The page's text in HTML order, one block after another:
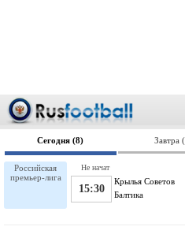
Сегодня (8) Завтра
Российская
премьер-лига
Крылья Советов
15:30 Балтика
Не начат